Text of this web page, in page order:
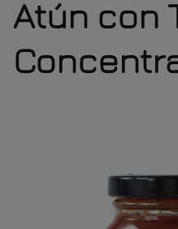
Atún con